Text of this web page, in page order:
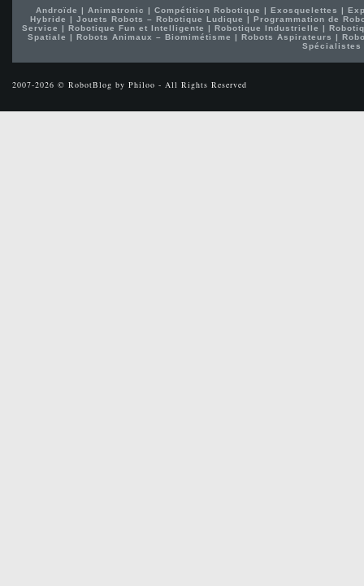
Androïde | Animatronic | Compétition Robotique | Exosquelettes |
Hybride |Jouets Robots – Robotique Ludique |Programmation de
Service | Robotique Fun et Intelligente | Robotique Industrielle |
Spatiale | Robots Animaux – Biomimétisme | Robots Aspirateurs |
Spécialistes
2007-2026 © RobotBlog by Philoo - All Rights Reserved